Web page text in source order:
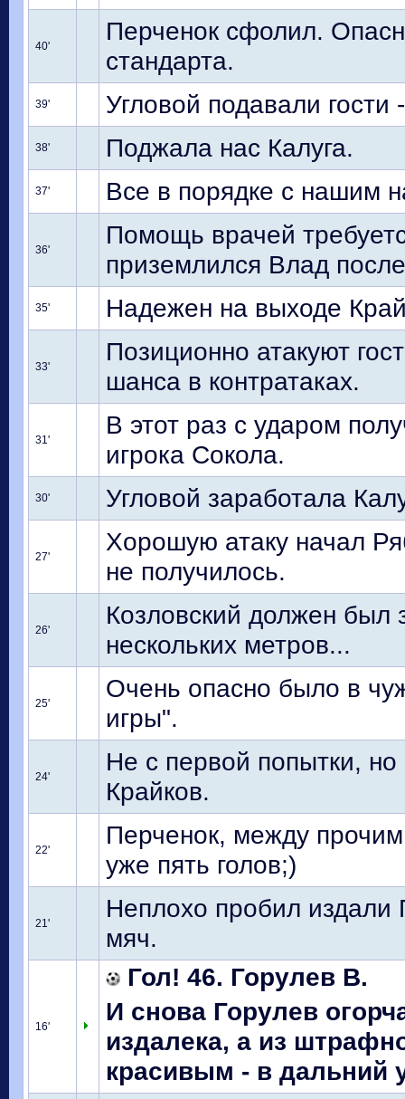
40'
Перченок сфолил.
стандарта.
39' Угловой подавали
38' Поджала нас Калуга.
37' Все в порядке с нашим
36'
Помощь врачей
приземлился Влад
35' Надежен на выходе
33'
Позиционно атакуют
шанса в контратаках.
31'
В этот раз с ударом
игрока Сокола.
30' Угловой заработала
27'
Хорошую атаку начал
не получилось.
26'
Козловский должен был
нескольких метров...
25'
Очень опасно было в
игры".
24'
Не с первой попытки,
Крайков.
22'
Перченок, между
уже пять голов;)
21'
Неплохо пробил
мяч.
16'
Гол! 46. Горулев В.
И снова Горулев
издалека, а из
красивым - в дальний